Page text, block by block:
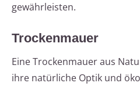
gewährleisten.
Trockenmauer
Eine Trockenmauer aus
ihre natürliche Optik und